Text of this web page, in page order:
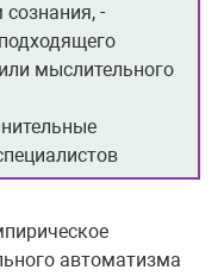
-
мыслительного
автоматизма